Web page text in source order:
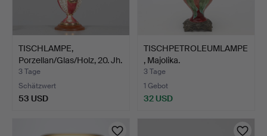
TISCHLAMPE,
Porzellan/Glas/Holz, 20. Jh.
3 Tage
Schätzwert
53 USD
TISCHPETROLEUMLAMPE
, Majolika.
3 Tage
1 Gebot
32 USD